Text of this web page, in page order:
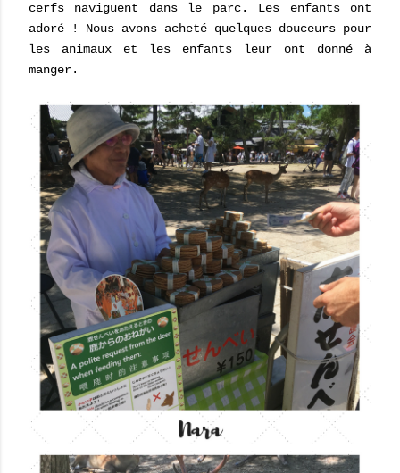
cerfs naviguent dans le parc. Les enfants ont
adoré ! Nous avons acheté quelques douceurs pour
les animaux et les enfants leur ont donné à
manger.